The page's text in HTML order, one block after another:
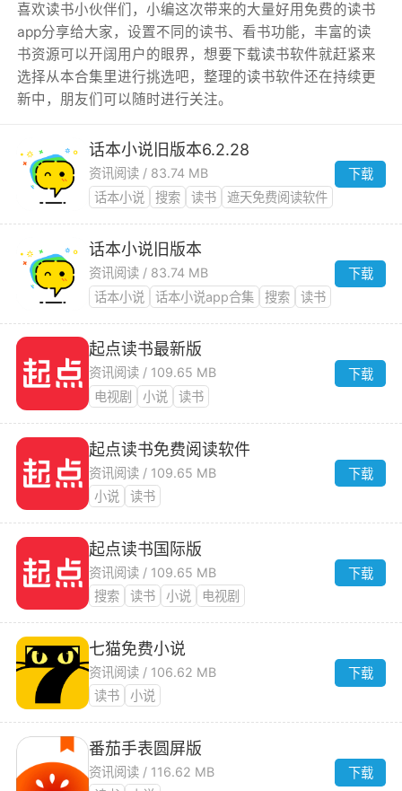
喜欢读书小伙伴们，小编这次带来的大量好用免费的读书
app分享给大家，设置不同的读书、看书功能，丰富的读
书资源可以开阔用户的眼界，想要下载读书软件就赶紧来
选择从本合集里进行挑选吧，整理的读书软件还在持续更
新中，朋友们可以随时进行关注。
话本小说旧版本6.2.28
资讯阅读 / 83.74 MB
话本小说
搜索 读书 遮天免费阅读软件
下载
话本小说旧版本
资讯阅读 / 83.74 MB
话本小说
话本小说app合集 搜索 读书
下载
起点读书最新版
资讯阅读 / 109.65 MB
电视剧
小说 读书
下载
起点读书免费阅读软件
资讯阅读 / 109.65 MB
小说
读书
下载
起点读书国际版
资讯阅读 / 109.65 MB
搜索
读书 小说 电视剧
下载
七猫免费小说
资讯阅读 / 106.62 MB
读书
小说
下载
番茄手表圆屏版
资讯阅读 / 116.62 MB
下载